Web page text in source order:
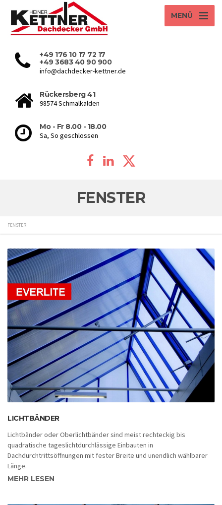
MENÜ
+49 176 10 17 72 17
+49 3683 40 90 900
info@dachdecker-kettner.de
Rückersberg 41
98574 Schmalkalden
Mo - Fr 8.00 - 18.00
Sa, So geschlossen
FENSTER
FENSTER
LICHTBÄNDER
Lichtbänder oder Oberlichtbänder sind meist rechteckig bis
quadratische tageslichtdurchlässige Einbauten in
Dachdurchtrittsöffnungen mit fester Breite und unendlich wählbarer
Länge.
MEHR LESEN